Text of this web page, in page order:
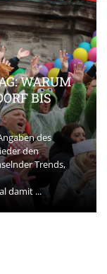
WARUM
BIS
des
den
Trends,
damit ...